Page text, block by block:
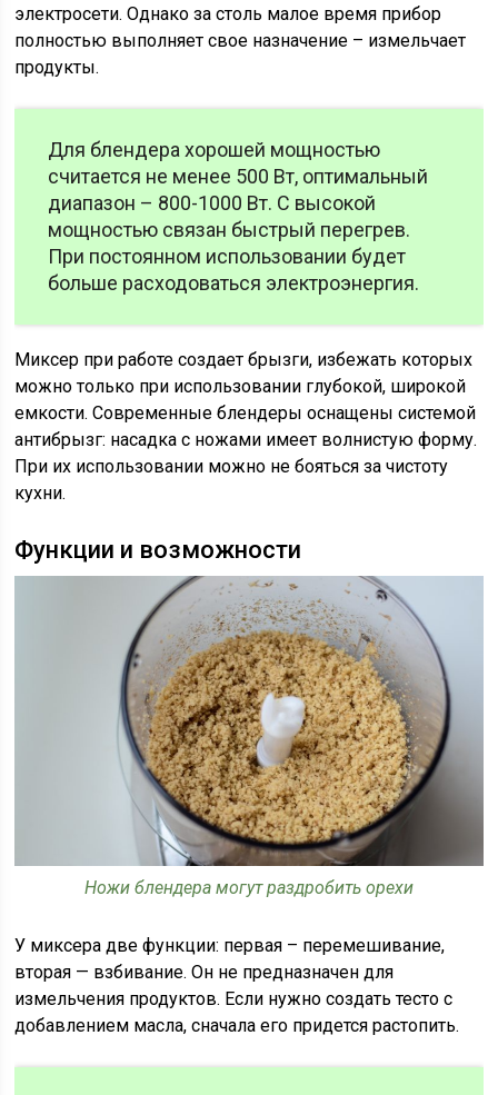
электросети. Однако за столь малое время прибор
полностью выполняет свое назначение – измельчает
продукты.
Для блендера хорошей мощностью
считается не менее 500 Вт, оптимальный
диапазон – 800-1000 Вт. С высокой
мощностью связан быстрый перегрев.
При постоянном использовании будет
больше расходоваться электроэнергия.
Миксер при работе создает брызги, избежать которых
можно только при использовании глубокой, широкой
емкости. Современные блендеры оснащены системой
антибрызг: насадка с ножами имеет волнистую форму.
При их использовании можно не бояться за чистоту
кухни.
Функции и возможности
Ножи блендера могут раздробить орехи
У миксера две функции: первая – перемешивание,
вторая — взбивание. Он не предназначен для
измельчения продуктов. Если нужно создать тесто с
добавлением масла, сначала его придется растопить.